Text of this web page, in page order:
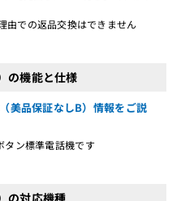
での返品交換はできません
の機能と仕様
美品保証なしB）情報をご説
タン標準電話機です
の対応機種